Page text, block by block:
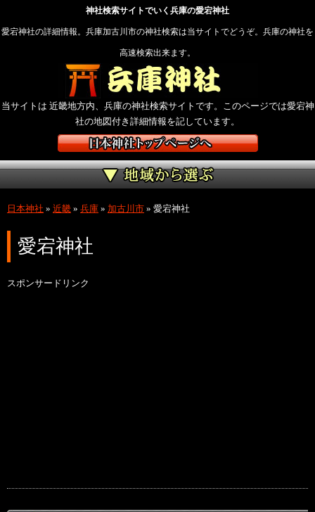
神社検索サイトでいく兵庫の愛宕神社
愛宕神社の詳細情報。兵庫加古川市の神社検索は当サイトでどうぞ。兵庫の神社を
高速検索出来ます。
当サイトは 近畿地方内、兵庫の神社検索サイトです。このページでは愛宕神
社の地図付き詳細情報を記しています。
日本神社 » 近畿 » 兵庫 » 加古川市 » 愛宕神社
愛宕神社
スポンサードリンク